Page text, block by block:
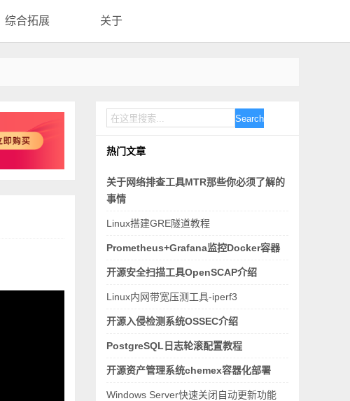
综合拓展 关于
Search
热门文章
关于网络排查工具MTR那些你必须了解的
事情
Linux搭建GRE隧道教程
Prometheus+Grafana监控Docker容器
开源安全扫描工具OpenSCAP介绍
Linux内网带宽压测工具-iperf3
开源入侵检测系统OSSEC介绍
PostgreSQL日志轮滚配置教程
开源资产管理系统chemex容器化部署
Windows Server快速关闭自动更新功能